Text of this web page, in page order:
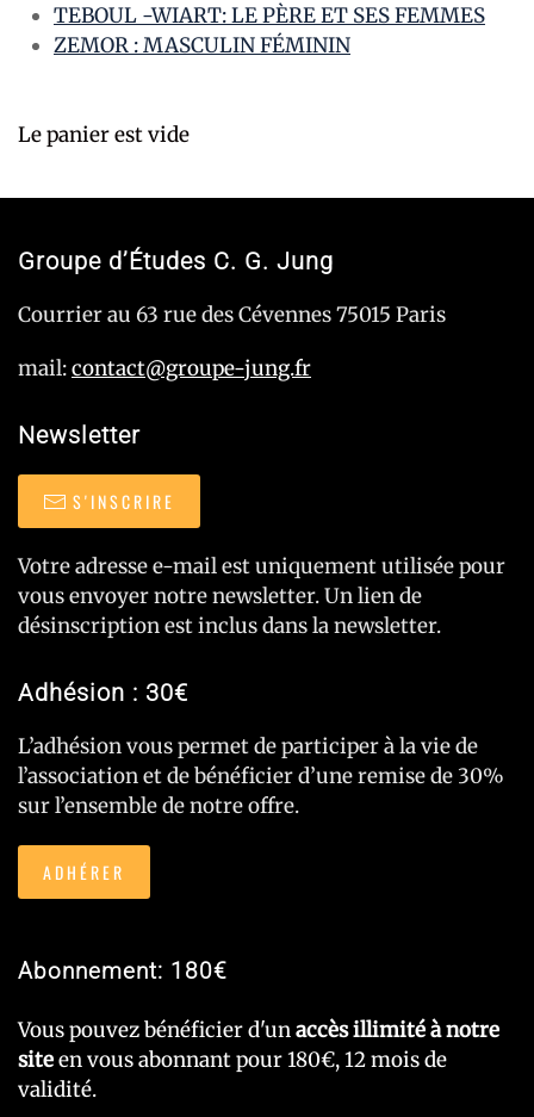
TEBOUL -WIART: LE PÈRE ET SES FEMMES
ZEMOR : MASCULIN FÉMININ
Le panier est vide
Groupe d’Études C. G. Jung
Courrier au 63 rue des Cévennes 75015 Paris
mail:contact@groupe-jung.fr
Newsletter
S'INSCRIRE
Votre adresse e-mail est uniquement utilisée pour
vous envoyer notre newsletter. Un lien de
désinscription est inclus dans la newsletter.
Adhésion : 30€
L’adhésion vous permet de participer à la vie de
l’association et de bénéficier d’une remise de 30%
sur l’ensemble de notre offre.
ADHÉRER
Abonnement: 180€
Vous pouvez bénéficier d'unaccès illimité à notre
siteen vous abonnant pour 180€, 12 mois de
validité.